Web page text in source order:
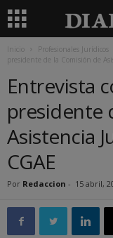
Inicio Profesionales Jurídicos
presidente de la Comisión de
Entrevista
presidente
Asistencia
CGAE
Por Redaccion - 15 abril,